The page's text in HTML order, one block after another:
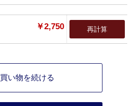
￥2,750 再計算
買い物を続ける